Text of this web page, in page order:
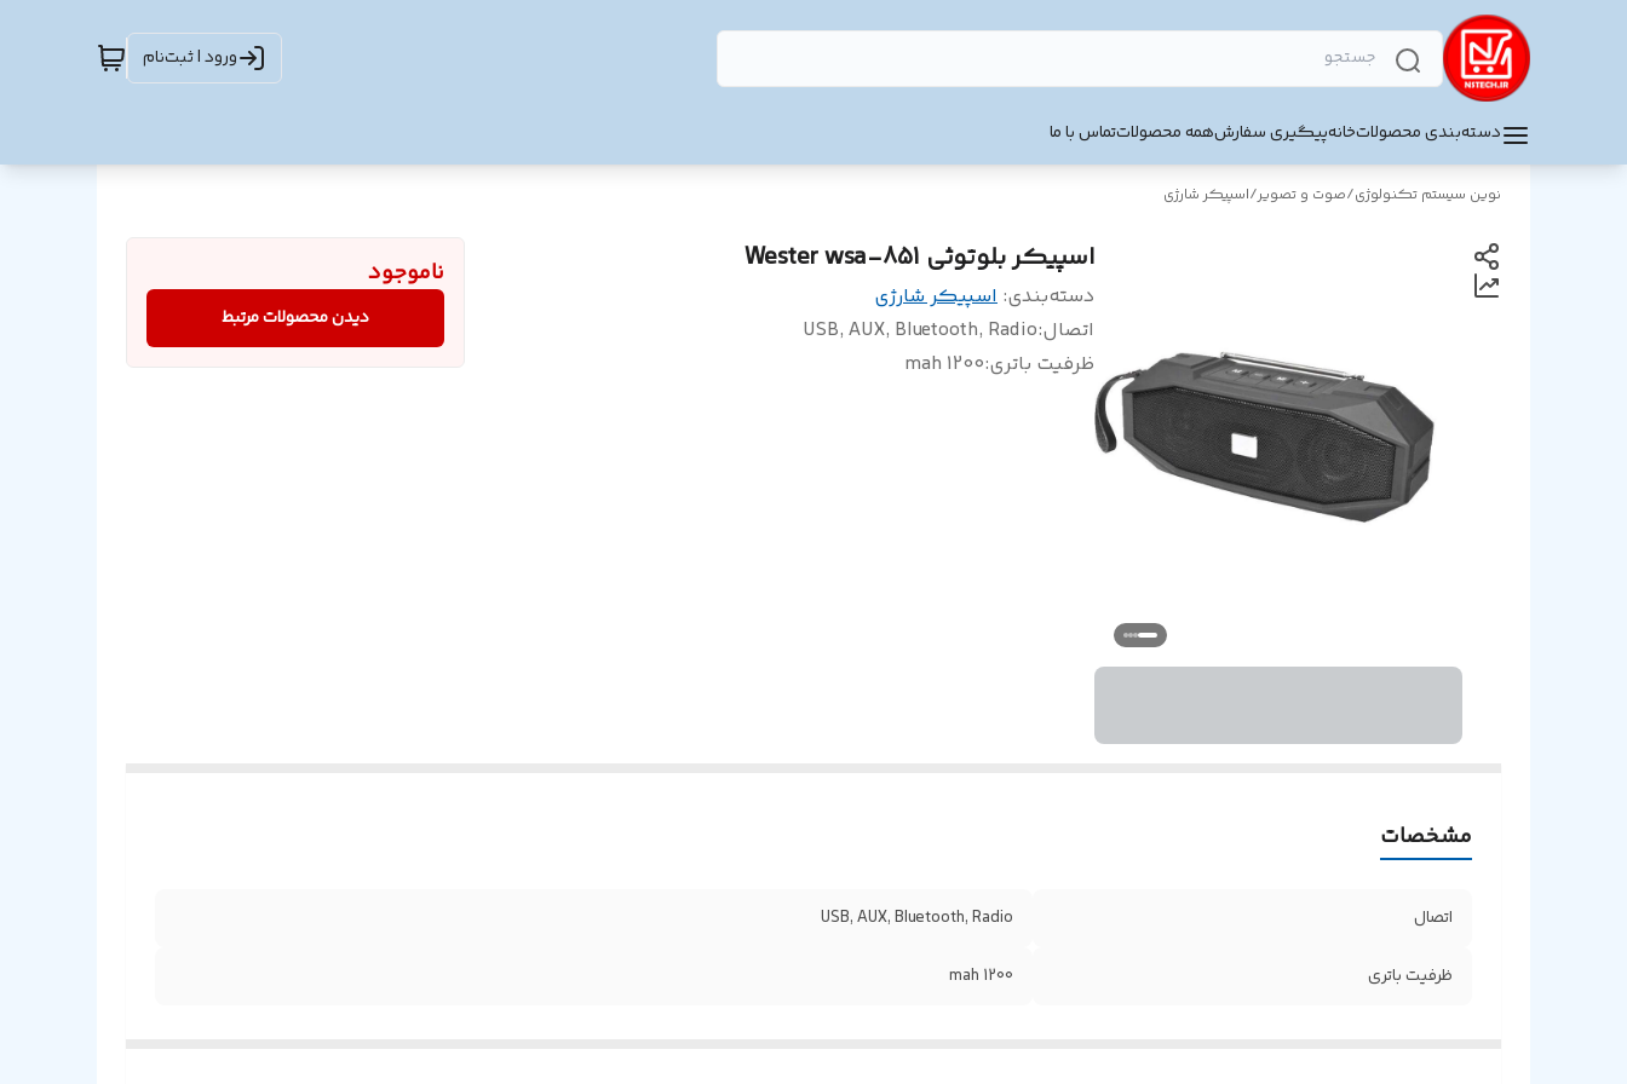
ورود | ثبت‌نام
دسته‌بندی محصولاتخانهپیگیری سفارشهمه محصولاتتماس با ما
نوین سیستم تکنولوژی/صوت و تصویر/اسپیکر شارژی
اسپیکر بلوتوثی Wester wsa-851
دسته‌بندی: اسپیکر شارژی
اتصال:
USB, AUX, Bluetooth, Radio
ظرفیت باتری:
1200 mah
ناموجود
دیدن محصولات مرتبط
مشخصات
اتصال USB, AUX, Bluetooth, Radio
ظرفیت باتری 1200 mah